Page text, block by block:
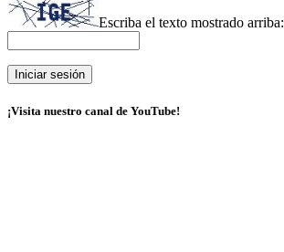
Escriba el texto mostrado arriba:
¡Visita nuestro canal de YouTube!